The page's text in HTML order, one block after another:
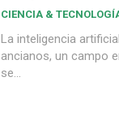
CIENCIA &
La inteligencia
ancianos, un campo
se...